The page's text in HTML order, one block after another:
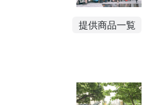
提供商品一覧